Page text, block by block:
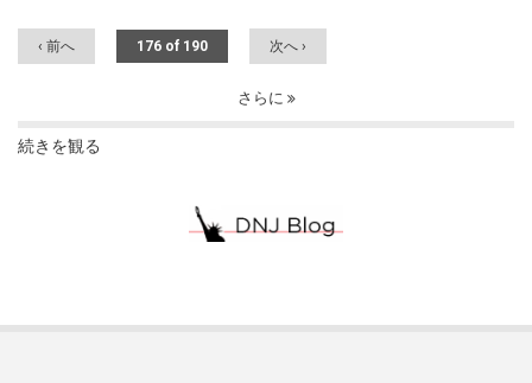
‹ 前へ 176 of 190 次へ ›
さらに
続きを観る